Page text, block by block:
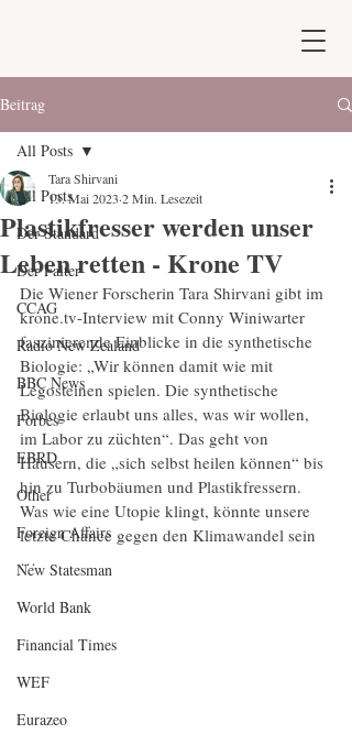
Beitrag
All Posts
Der Standard
Der Falter
CCAG
Radio New Zealand
BBC News
Forbes
EBRD
Other
Foreign Affairs
New Statesman
World Bank
Financial Times
WEF
Eurazeo
All Posts
Plastikfresser werden unser
Leben retten - Krone TV
Tara Shirvani
13. Mai 2023 2 Min. Lesezeit
Die Wiener Forscherin Tara Shirvani gibt im
krone.tv-Interview mit Conny Winiwarter
faszinierende Einblicke in die synthetische
Biologie: „Wir können damit wie mit
Legosteinen spielen. Die synthetische
Biologie erlaubt uns alles, was wir wollen,
im Labor zu züchten“. Das geht von
Häusern, die „sich selbst heilen können“ bis
hin zu Turbobäumen und Plastikfressern.
Was wie eine Utopie klingt, könnte unsere
letzte Chance gegen den Klimawandel sein
…